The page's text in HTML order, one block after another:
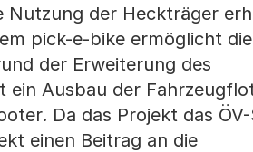
Nutzung der Heckträger
pick-e-bike ermöglicht die
der Erweiterung des
Ausbau der
Da das Projekt das
einen Beitrag an die